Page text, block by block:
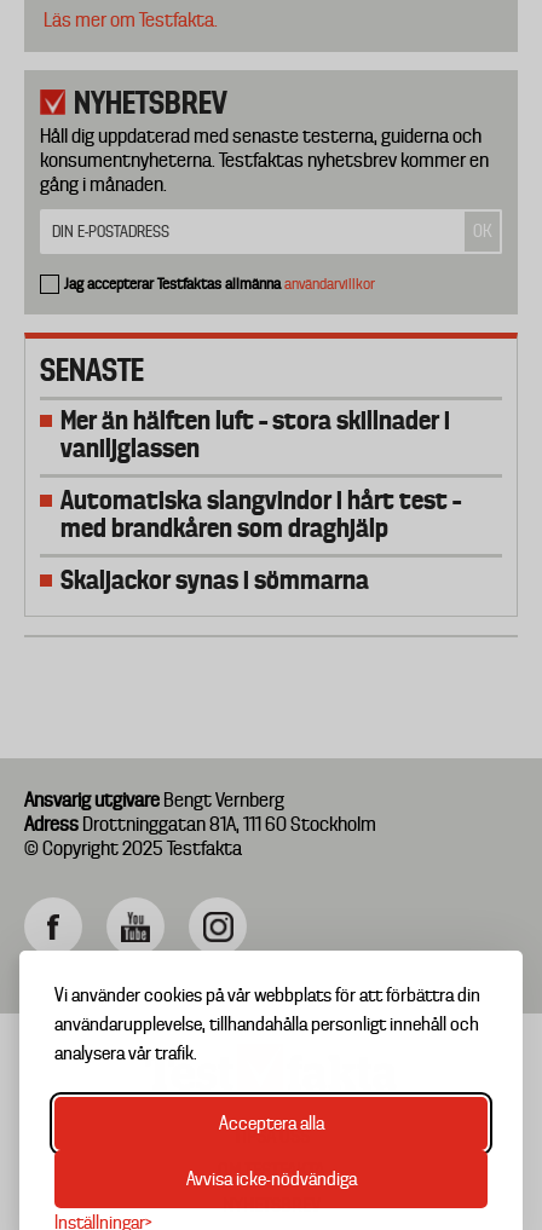
Vi använder cookies på vår webbplats för att förbättra din
användarupplevelse, tillhandahålla personligt innehåll och
analysera vår trafik.
Acceptera alla
Avvisa icke-nödvändiga
Inställningar
Läs mer om Testfakta.
NYHETSBREV
Håll dig uppdaterad med senaste testerna, guiderna och
konsumentnyheterna. Testfaktas nyhetsbrev kommer en
gång i månaden.
Jag accepterar Testfaktas allmännaanvändarvillkor
SENASTE
Mer än hälften luft – stora skillnader i
vaniljglassen
Automatiska slangvindor i hårt test –
med brandkåren som draghjälp
Skaljackor synas i sömmarna
Ansvarig utgivare Bengt Vernberg
Adress Drottninggatan 81A, 111 60 Stockholm
© Copyright 2025 Testfakta
Footer
menu
TIPSA OSS
OM TESTFAKTA
NYHETSBREV